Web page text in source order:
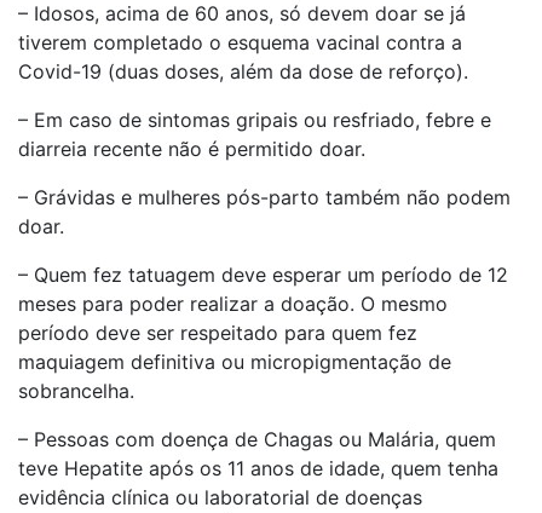
– Idosos, acima de 60 anos, só devem doar se já
tiverem completado o esquema vacinal contra a
Covid-19 (duas doses, além da dose de reforço).
– Em caso de sintomas gripais ou resfriado, febre e
diarreia recente não é permitido doar.
– Grávidas e mulheres pós-parto também não podem
doar.
– Quem fez tatuagem deve esperar um período de 12
meses para poder realizar a doação. O mesmo
período deve ser respeitado para quem fez
maquiagem definitiva ou micropigmentação de
sobrancelha.
– Pessoas com doença de Chagas ou Malária, quem
teve Hepatite após os 11 anos de idade, quem tenha
evidência clínica ou laboratorial de doenças